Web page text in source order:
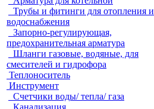
Трубы и фитинги для отопления и
водоснабжения
Запорно-регулирующая,
предохранительная арматура
Шланги газовые, водяные, для
смесителей и гидрофора
Теплоноситель
Инструмент
Счетчики воды/ тепла/ газа
Канализация